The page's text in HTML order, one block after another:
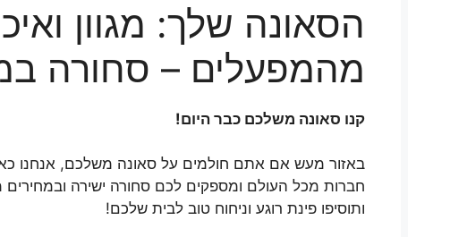
הסאונה שלך: מגוון
מהמפעלים – סחורה
קנו סאונה משלכם כבר היום!
באזור מעש אם אתם חולמים על סאונה משלכם, אנחנו
חברות מכל העולם ומספקים לכם סחורה ישירה
ותוסיפו פינת רוגע וניחוח טוב לבית שלכם!